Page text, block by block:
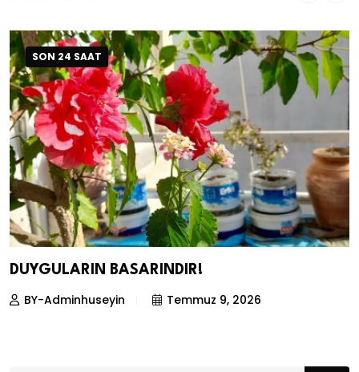
SON 24 SAAT
DUYGULARIN BASARINDIR!
BY-Adminhuseyin Temmuz 9, 2026